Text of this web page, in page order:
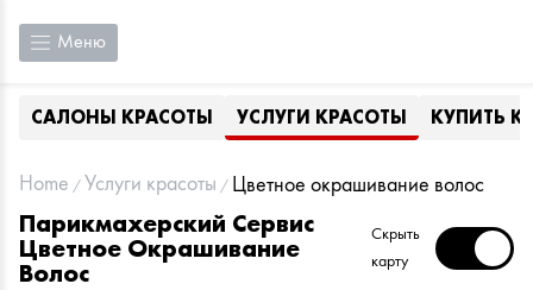
Меню
САЛОНЫ КРАСОТЫ УСЛУГИ КРАСОТЫ КУПИТЬ
Home Услуги красоты Цветное окрашивание волос
Парикмахерский Сервис
Цветное Окрашивание
Волос
Скрыть
карту